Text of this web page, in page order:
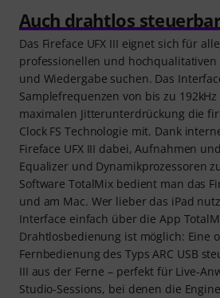
Auch drahtlos
Das Fireface UFX III eignet sich für
professionellen und
und Wiedergabe suchen. Das
Samplefrequenzen von bis zu
maximalen Jitterunterdrückung die
Clock FS Technologie mit. Dank
Fireface UFX III dabei, Aufnahmen
Equalizer und Dynamikprozessoren
Software TotalMix bedient man das
und am Mac. Wer lieber das iPad
Interface einfach über die App
Drahtlosbedienung ist möglich: Eine
Fernbedienung des Typs ARC USB
III aus der Ferne – perfekt für Live-
Studio-Sessions, bei denen die